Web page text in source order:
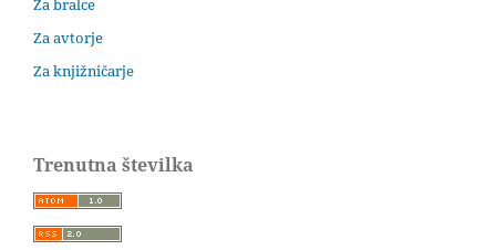
Za bralce
Za avtorje
Za knjižničarje
Trenutna številka